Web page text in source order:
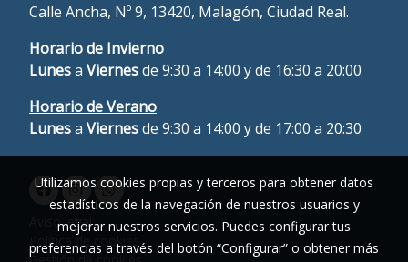
Calle Ancha, Nº 9, 13420, Malagón, Ciudad Real.
Horario de Invierno
Lunesa Viernesde 9:30 a 14:00 y de 16:30 a 20:00
Horario de Verano
Lunesa Viernesde 9:30 a 14:00 y de 17:00 a 20:30
Aviso legal
Política de cookies
Utilizamos cookies propias y terceros para obtener datos
estadísticos de la navegación de nuestros usuarios y
mejorar nuestros servicios. Puedes configurar tus
preferencias a través del botón “Configurar” o obtener más